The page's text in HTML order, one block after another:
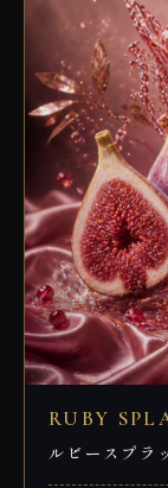
RUBY
ルビースプラ